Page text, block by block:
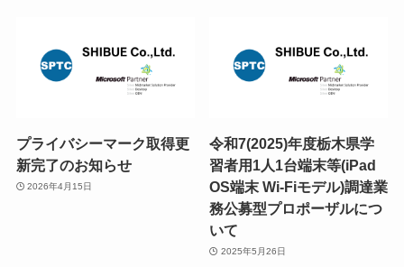
プライバシーマーク取得更
新完了のお知らせ
2026年4月15日
令和7(2025)年度栃木県学
習者用1人1台端末等(iPad
OS端末 Wi-Fiモデル)調達業
務公募型プロポーザルにつ
いて
2025年5月26日